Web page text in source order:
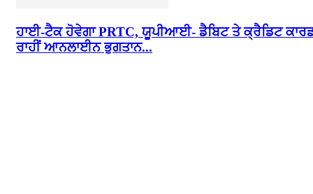
ਹਾਈ-ਟੈਕ ਹੋਵੇਗਾ PRTC, ਯੂਪੀਆਈ- ਡੈਬਿਟ ਤੇ ਕ੍ਰੈਡਿਟ
ਰਾਹੀਂ ਆਨਲਾਈਨ ਭੁਗਤਾਨ...